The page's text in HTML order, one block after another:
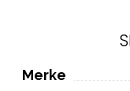
Merke